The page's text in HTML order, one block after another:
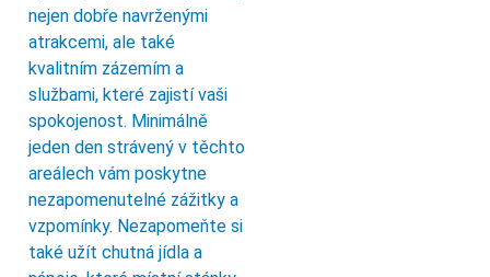
nejen dobře navrženými
atrakcemi, ale také
kvalitním zázemím a
službami, které zajistí vaši
spokojenost. Minimálně
jeden den strávený v těchto
areálech vám poskytne
nezapomenutelné zážitky a
vzpomínky. Nezapomeňte si
také užít chutná jídla a